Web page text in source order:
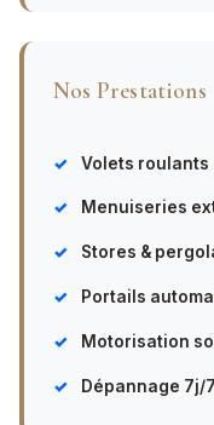
Nos Prestations
Volets roulants
Menuiseries
Stores &
Portails
Motorisation
Dépannage 7j/7